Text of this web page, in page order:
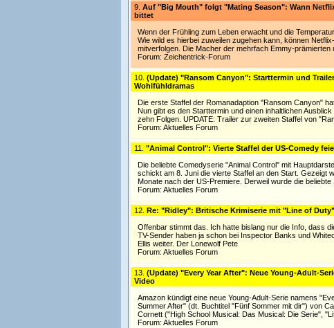
9. Auf "Big Mouth" folgt "Mating Season": Wann
bittet
Wenn der Frühling zum Leben erwacht und die
Wie wild es hierbei zuweilen zugehen kann, können
mitverfolgen. Die Macher der mehrfach Emmy-prämierten
Forum: Zeichentrick-Forum
10. (Update) "Ransom Canyon": Starttermin und
Wohlfühldramas
Die erste Staffel der Romanadaption "Ransom Canyon"
Nun gibt es den Starttermin und einen inhaltlichen
zehn Folgen. UPDATE: Trailer zur zweiten Staffel von
Forum: Aktuelles Forum
11. "Animal Control": Vierte Staffel der US-Comedy
Die beliebte Comedyserie "Animal Control" mit
schickt am 8. Juni die vierte Staffel an den Start. Gezeigt
Monate nach der US-Premiere. Derweil wurde die
Forum: Aktuelles Forum
12. Re: "Ridley": Britische Krimiserie mit "Line of
Offenbar stimmt das. Ich hatte bislang nur die Info, dass
TV-Sender haben ja schon bei Inspector Banks und
Ellis weiter. Der Lonewolf Pete
Forum: Aktuelles Forum
13. (Update) "Every Year After": Neue Young-Adult-
Video
Amazon kündigt eine neue Young-Adult-Serie namens
Summer After" (dt. Buchtitel "Fünf Sommer mit dir") von
Cornett ("High School Musical: Das Musical: Die Serie",
Forum: Aktuelles Forum